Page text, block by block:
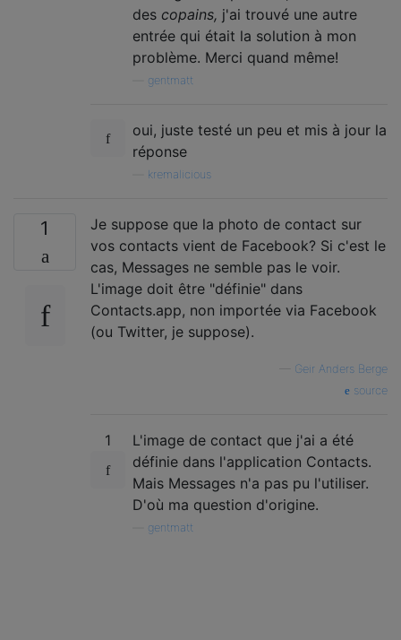
des copains, j'ai trouvé une autre
entrée qui était la solution à mon
problème. Merci quand même!
gentmatt
oui, juste testé un peu et mis à jour la
réponse
kremalicious
1
Je suppose que la photo de contact sur
vos contacts vient de Facebook? Si c'est le
cas, Messages ne semble pas le voir.
L'image doit être "définie" dans
Contacts.app, non importée via Facebook
(ou Twitter, je suppose).
Geir Anders Berge
source
1
L'image de contact que j'ai a été
définie dans l'application Contacts.
Mais Messages n'a pas pu l'utiliser.
D'où ma question d'origine.
gentmatt